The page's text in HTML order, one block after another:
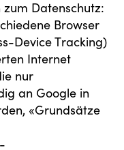
Datenschutz:
Browser
Device T racking)
Internet
nur
an Google in
«Grundsätze